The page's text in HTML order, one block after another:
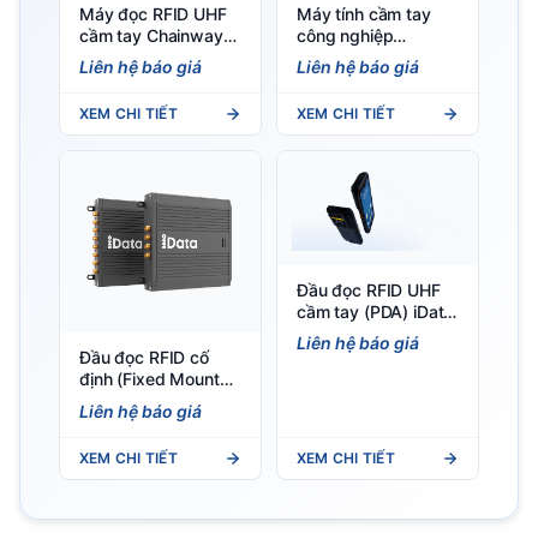
Máy đọc RFID UHF
cầm tay Chainway
C66 (Android 11/13)
- Tích hợp RFID, nhẹ
Liên hệ báo giá
XEM CHI TIẾT
Máy tính cầm tay
công nghiệp
Chainway C71
(Android 11/13)
Liên hệ báo giá
XEM CHI TIẾT
Đầu đọc RFID cố
định (Fixed Mount
Reader) Đầu đọc
RFID cố định iData
RFID Reader
Liên hệ báo giá
XEM CHI TIẾT
Đầu đọc RFID UHF
cầm tay (PDA) iData
T2X 5G Portable
RFID Mobile
Liên hệ báo giá
XEM CHI TIẾT